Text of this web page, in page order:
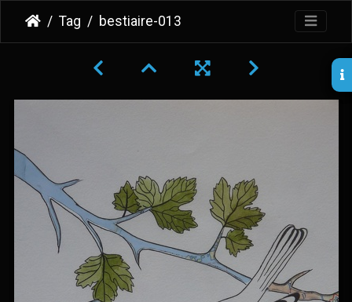
Tag bestiaire-013